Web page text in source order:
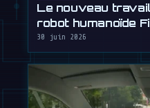
Le nouveau
robot humanoïde
30 juin 2026